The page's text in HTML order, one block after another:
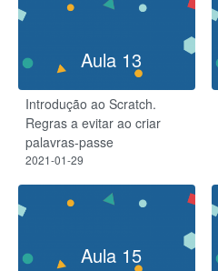
Aula 13
Introdução ao Scratch.
Regras a evitar ao criar
palavras-passe
2021-01-29
Aula 15